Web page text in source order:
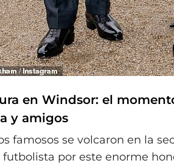
en Windsor: el
y amigos
famosos se volcaron en la
por este enorme